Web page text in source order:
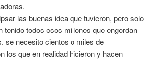
las buenas idea que tuvieron, pero solo
tenido todos esos millones que engordan
se necesito cientos o miles de
los que en realidad hicieron y hacen